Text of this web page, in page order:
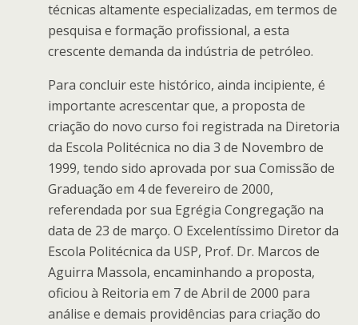
técnicas altamente especializadas, em termos de
pesquisa e formação profissional, a esta
crescente demanda da indústria de petróleo.
Para concluir este histórico, ainda incipiente, é
importante acrescentar que, a proposta de
criação do novo curso foi registrada na Diretoria
da Escola Politécnica no dia 3 de Novembro de
1999, tendo sido aprovada por sua Comissão de
Graduação em 4 de fevereiro de 2000,
referendada por sua Egrégia Congregação na
data de 23 de março. O Excelentíssimo Diretor da
Escola Politécnica da USP, Prof. Dr. Marcos de
Aguirra Massola, encaminhando a proposta,
oficiou à Reitoria em 7 de Abril de 2000 para
análise e demais providências para criação do